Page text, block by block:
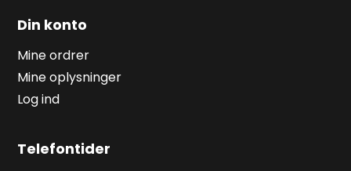
Din konto
Mine ordrer
Mine oplysninger
Log ind
Telefontider